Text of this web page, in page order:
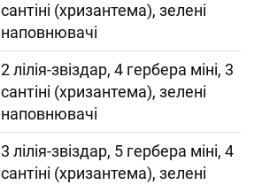
сантіні (хризантема), зелені
наповнювачі
2 лілія-звіздар, 4 гербера міні, 3
сантіні (хризантема), зелені
наповнювачі
3 лілія-звіздар, 5 гербера міні, 4
сантіні (хризантема), зелені